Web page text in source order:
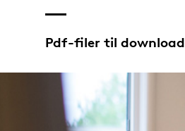
Pdf-filer til download